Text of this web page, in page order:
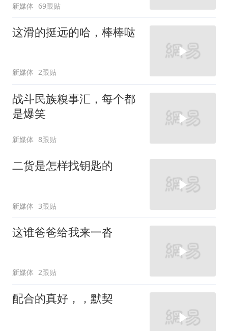
新媒体 69跟贴
这滑的挺远的哈，棒棒哒
新媒体 2跟贴
战斗民族糗事汇，每个都
是爆笑
新媒体 8跟贴
二货是怎样找钥匙的
新媒体 3跟贴
这谁爸爸给我来一沓
新媒体 2跟贴
配合的真好，，默契